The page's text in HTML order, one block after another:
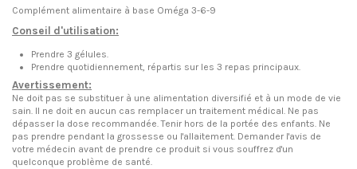
Complément alimentaire à base Oméga 3-6-9
Conseil d'utilisation:
Prendre 3 gélules.
Prendre quotidiennement, répartis sur les 3 repas principaux.
Avertissement:
Ne doit pas se substituer à une alimentation diversifié et à un mode de vie
sain. Il ne doit en aucun cas remplacer un traitement médical. Ne pas
dépasser la dose recommandée. Tenir hors de la portée des enfants. Ne
pas prendre pendant la grossesse ou l'allaitement. Demander l'avis de
votre médecin avant de prendre ce produit si vous souffrez d'un
quelconque problème de santé.